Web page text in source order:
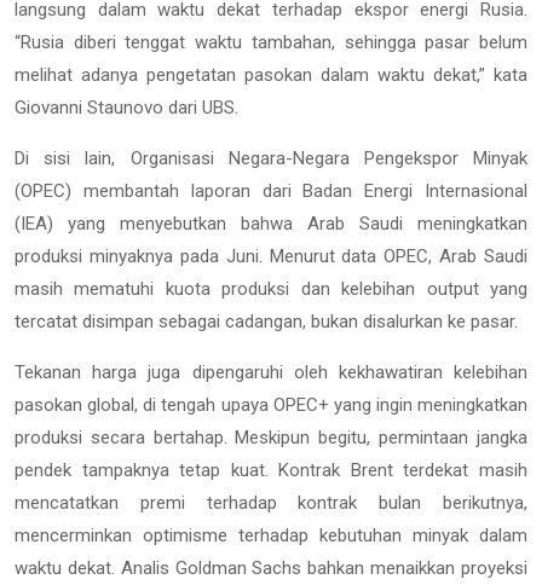
langsung dalam waktu dekat terhadap ekspor energi Rusia.
“Rusia diberi tenggat waktu tambahan, sehingga pasar belum
melihat adanya pengetatan pasokan dalam waktu dekat,” kata
Giovanni Staunovo dari UBS.
Di sisi lain, Organisasi Negara-Negara Pengekspor Minyak
(OPEC) membantah laporan dari Badan Energi Internasional
(IEA) yang menyebutkan bahwa Arab Saudi meningkatkan
produksi minyaknya pada Juni. Menurut data OPEC, Arab Saudi
masih mematuhi kuota produksi dan kelebihan output yang
tercatat disimpan sebagai cadangan, bukan disalurkan ke pasar.
Tekanan harga juga dipengaruhi oleh kekhawatiran kelebihan
pasokan global, di tengah upaya OPEC+ yang ingin meningkatkan
produksi secara bertahap. Meskipun begitu, permintaan jangka
pendek tampaknya tetap kuat. Kontrak Brent terdekat masih
mencatatkan premi terhadap kontrak bulan berikutnya,
mencerminkan optimisme terhadap kebutuhan minyak dalam
waktu dekat. Analis Goldman Sachs bahkan menaikkan proyeksi